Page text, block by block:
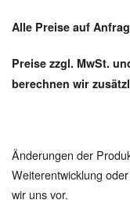
Alle Preise auf
Preise zzgl. MwSt.
berechnen wir
Änderungen der
Weiterentwicklung
wir uns vor.